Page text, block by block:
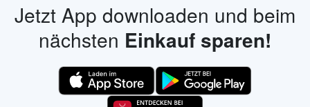
Jetzt App downloaden und beim
nächsten Einkauf sparen!